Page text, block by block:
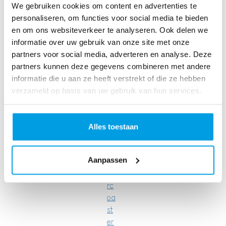
We gebruiken cookies om content en advertenties te
personaliseren, om functies voor social media te bieden
en om ons websiteverkeer te analyseren. Ook delen we
informatie over uw gebruik van onze site met onze
partners voor social media, adverteren en analyse. Deze
partners kunnen deze gegevens combineren met andere
informatie die u aan ze heeft verstrekt of die ze hebben
verzameld op basis van uw gebruik van hun services.
Alles toestaan
Aanpassen
ac
tie
S
wi
m
to
Fi
gh
C
an
r
Ro
lle
rc
oa
st
er